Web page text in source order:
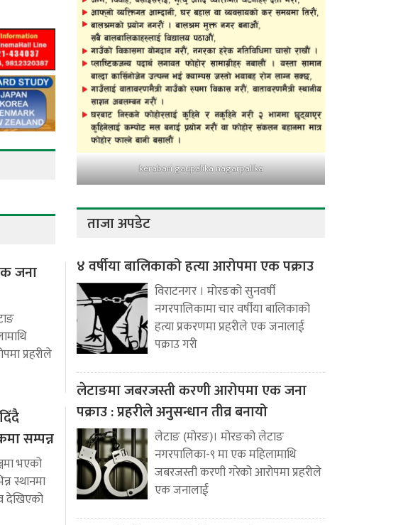
जना
प्रहरीले
सम्पन्न
भएको
स्थानमा
देखिएको
kerabari gaupalika nagarpalika
ताजा अपडेट
४ वर्षीया बालिकाको हत्या आरोपमा एक पक्राउ
विराटनगर । मोरङको सुनवर्षी
नगरपालिकामा चार वर्षीया बालिकाको
हत्या प्रकरणमा प्रहरीले एक जनालाई
पक्राउ गरी
लेटाङमा जबरजस्ती करणी आरोपमा एक जना
पक्राउ : प्रहरीले अनुसन्धान तीव्र बनायो
लेटाङ (मोरङ)। मोरङको लेटाङ
नगरपालिका-९ मा एक महिलामाथि
जबरजस्ती करणी गरेको आरोपमा प्रहरीले
एक जनालाई